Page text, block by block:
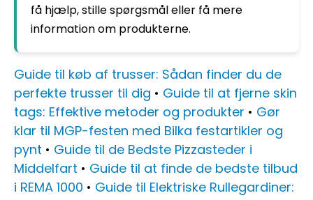
få hjælp, stille spørgsmål eller få mere
information om produkterne.
Guide til køb af trusser: Sådan finder du de
perfekte trusser til dig • Guide til at fjerne skin
tags: Effektive metoder og produkter • Gør
klar til MGP-festen med Bilka festartikler og
pynt • Guide til de Bedste Pizzasteder i
Middelfart • Guide til at finde de bedste tilbud
i REMA 1000 • Guide til Elektriske Rullegardiner: